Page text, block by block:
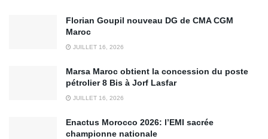
Florian Goupil nouveau DG de CMA CGM
Maroc
JUILLET 16, 2026
Marsa Maroc obtient la concession du poste
pétrolier 8 Bis à Jorf Lasfar
JUILLET 16, 2026
Enactus Morocco 2026: l’EMI sacrée
championne nationale